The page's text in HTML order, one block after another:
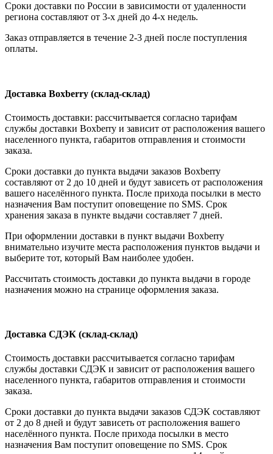
Сроки доставки по России в зависимости от удаленности
региона составляют от 3-х дней до 4-х недель.
Заказ отправляется в течение 2-3 дней после поступления
оплаты.
Доставка Boxberry (склад-склад)
Стоимость доставки: рассчитывается согласно тарифам
службы доставки Boxberry и зависит от расположения вашего
населенного пункта, габаритов отправления и стоимости
заказа.
Сроки доставки до пункта выдачи заказов Boxberry
составляют от 2 до 10 дней и будут зависеть от расположения
вашего населённого пункта. После прихода посылки в место
назначения Вам поступит оповещение по SMS. Срок
хранения заказа в пункте выдачи составляет 7 дней.
При оформлении доставки в пункт выдачи Boxberry
внимательно изучите места расположения пунктов выдачи и
выберите тот, который Вам наиболее удобен.
Рассчитать стоимость доставки до пункта выдачи в городе
назначения можно на странице оформления заказа.
Доставка СДЭК (склад-склад)
Стоимость доставки рассчитывается согласно тарифам
службы доставки СДЭК и зависит от расположения вашего
населенного пункта, габаритов отправления и стоимости
заказа.
Сроки доставки до пункта выдачи заказов СДЭК составляют
от 2 до 8 дней и будут зависеть от расположения вашего
населённого пункта. После прихода посылки в место
назначения Вам поступит оповещение по SMS. Срок